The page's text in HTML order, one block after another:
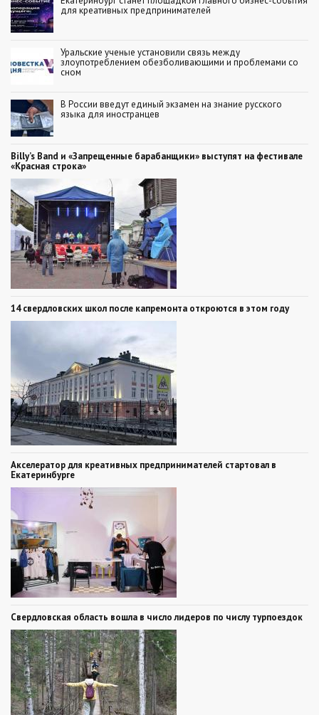
для креативных предпринимателей
Уральские ученые установили связь между
злоупотреблением обезболивающими и проблемами со
сном
В России введут единый экзамен на знание русского
языка для иностранцев
Billy’s Band и «Запрещенные барабанщики» выступят на фестивале
«Красная строка»
14 свердловских школ после капремонта откроются в этом году
Акселератор для креативных предпринимателей стартовал в
Екатеринбурге
Свердловская область вошла в число лидеров по числу турпоездок